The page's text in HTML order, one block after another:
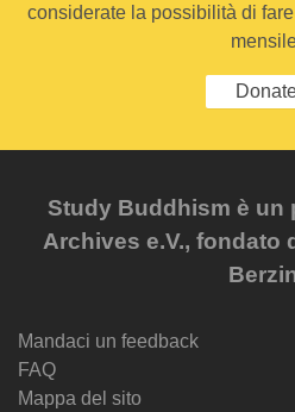
considerate la possibilità di
Study Buddhism è un
Archives e.V., fondato
Mandaci un feedback
FAQ
Mappa del sito